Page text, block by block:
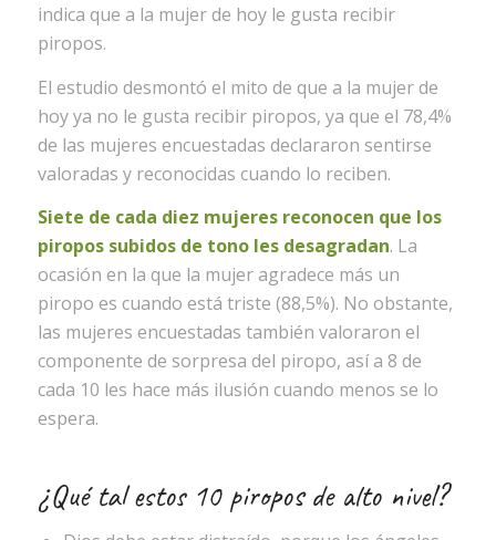
indica que a la mujer de hoy le gusta recibir
piropos.
El estudio desmontó el mito de que a la mujer de
hoy ya no le gusta recibir piropos, ya que el 78,4%
de las mujeres encuestadas declararon sentirse
valoradas y reconocidas cuando lo reciben.
Siete de cada diez mujeres reconocen que los
piropos subidos de tono les desagradan. La
ocasión en la que la mujer agradece más un
piropo es cuando está triste (88,5%). No obstante,
las mujeres encuestadas también valoraron el
componente de sorpresa del piropo, así a 8 de
cada 10 les hace más ilusión cuando menos se lo
espera.
¿Qué tal estos 10 piropos de alto nivel?